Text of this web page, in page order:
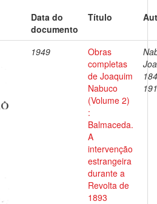
Data do
documento
Título
1949
Obras
completas
de Joaquim
Nabuco
(Volume 2)
:
Balmaceda.
A
intervenção
estrangeira
durante a
Revolta de
1893